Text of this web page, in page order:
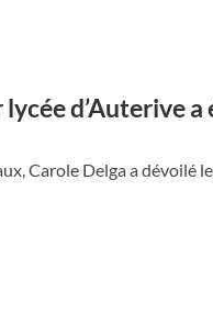
d’Auterive
Carole Delga a dévoilé